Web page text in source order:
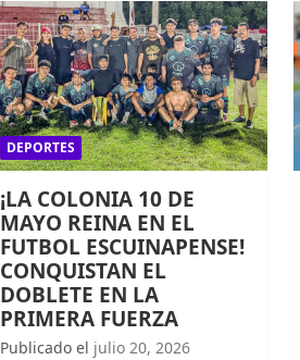
DEPORTES
¡LA COLONIA 10 DE
MAYO REINA EN EL
FUTBOL ESCUINAPENSE!
CONQUISTAN EL
DOBLETE EN LA
PRIMERA FUERZA
Publicado el julio 20, 2026